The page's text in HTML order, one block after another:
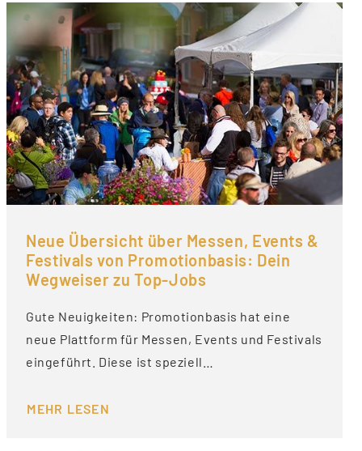
Neue Übersicht über Messen, Events &
Festivals von Promotionbasis: Dein
Wegweiser zu Top-Jobs
Gute Neuigkeiten: Promotionbasis hat eine
neue Plattform für Messen, Events und Festivals
eingeführt. Diese ist speziell…
MEHR LESEN